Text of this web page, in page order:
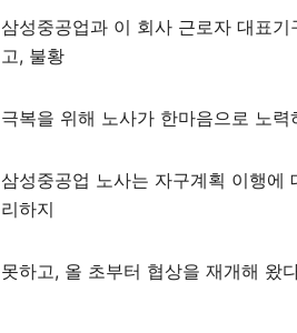
삼성중공업과 이 회사 근로자 대표
고, 불황
극복을 위해 노사가 한마음으로 노
삼성중공업 노사는 자구계획 이행에
리하지
못하고, 올 초부터 협상을 재개해 왔